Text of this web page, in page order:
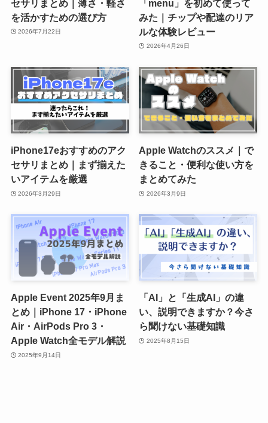
セサリまとめ｜薄さ・軽さ
を活かすための選び方
2026年7月22日
「menu」を初めて使って
みた｜チップや配達のリア
ルな体験レビュー
2026年4月26日
iPhone17eおすすめのアク
セサリまとめ｜まず揃えた
いアイテムを厳選
2026年3月29日
Apple Watchのススメ｜で
きること・便利な使い方を
まとめてみた
2026年3月9日
Apple Event 2025年9月ま
とめ｜iPhone 17・iPhone
Air・AirPods Pro 3・
Apple Watch全モデル解説
2025年9月14日
「AI」と「生成AI」の違
い、説明できますか？今さ
ら聞けない基礎知識
2025年8月15日